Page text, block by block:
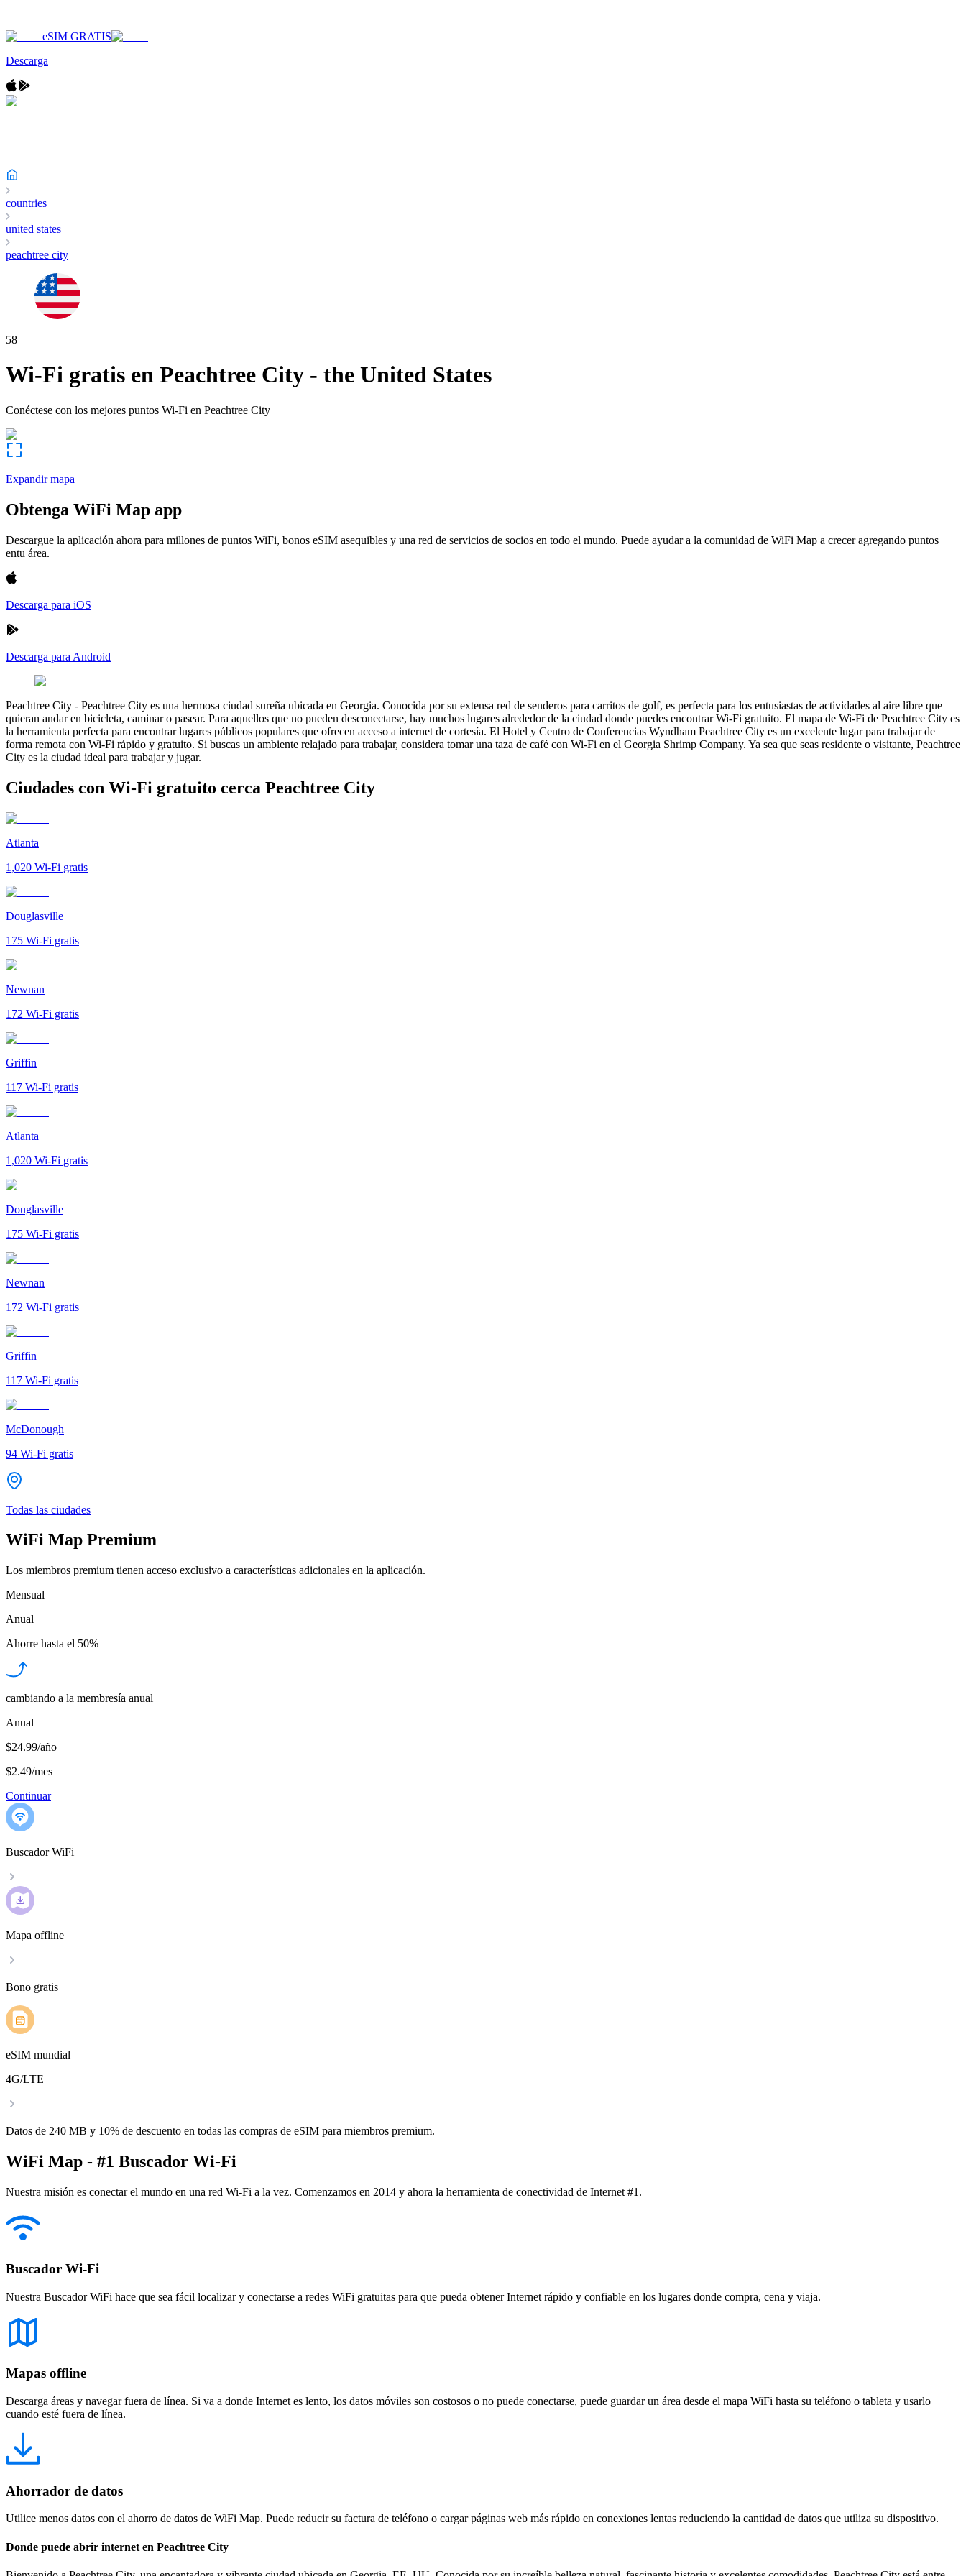
eSIM GRATIS
Descarga
countries
united states
peachtree city
58
Wi-Fi gratis en Peachtree City - the United States
Conéctese con los mejores puntos Wi-Fi en Peachtree City
Expandir mapa
Obtenga WiFi Map app
Descargue la aplicación ahora para millones de puntos WiFi, bonos eSIM asequibles y una red de servicios de socios en todo el mundo. Puede ayudar a la comunidad de WiFi Map a crecer agregando puntos
entu área.
Descarga para iOS
Descarga para Android
Peachtree City - Peachtree City es una hermosa ciudad sureña ubicada en Georgia. Conocida por su extensa red de senderos para carritos de golf, es perfecta para los entusiastas de actividades al aire libre que
quieran andar en bicicleta, caminar o pasear. Para aquellos que no pueden desconectarse, hay muchos lugares alrededor de la ciudad donde puedes encontrar Wi-Fi gratuito. El mapa de Wi-Fi de Peachtree City es
la herramienta perfecta para encontrar lugares públicos populares que ofrecen acceso a internet de cortesía. El Hotel y Centro de Conferencias Wyndham Peachtree City es un excelente lugar para trabajar de
forma remota con Wi-Fi rápido y gratuito. Si buscas un ambiente relajado para trabajar, considera tomar una taza de café con Wi-Fi en el Georgia Shrimp Company. Ya sea que seas residente o visitante, Peachtree
City es la ciudad ideal para trabajar y jugar.
Ciudades con Wi-Fi gratuito cerca Peachtree City
Atlanta
1,020 Wi-Fi gratis
Douglasville
175 Wi-Fi gratis
Newnan
172 Wi-Fi gratis
Griffin
117 Wi-Fi gratis
Atlanta
1,020 Wi-Fi gratis
Douglasville
175 Wi-Fi gratis
Newnan
172 Wi-Fi gratis
Griffin
117 Wi-Fi gratis
McDonough
94 Wi-Fi gratis
Todas las ciudades
WiFi Map Premium
Los miembros premium tienen acceso exclusivo a características adicionales en la aplicación.
Mensual
Anual
Ahorre hasta el 50%
cambiando a la membresía anual
Anual
$24.99/año
$2.49/mes
Continuar
Buscador WiFi
Mapa offline
Bono gratis
eSIM mundial
4G/LTE
Datos de 240 MB y 10% de descuento en todas las compras de eSIM para miembros premium.
WiFi Map - #1 Buscador Wi-Fi
Nuestra misión es conectar el mundo en una red Wi-Fi a la vez. Comenzamos en 2014 y ahora la herramienta de conectividad de Internet #1.
Buscador Wi-Fi
Nuestra Buscador WiFi hace que sea fácil localizar y conectarse a redes WiFi gratuitas para que pueda obtener Internet rápido y confiable en los lugares donde compra, cena y viaja.
Mapas offline
Descarga áreas y navegar fuera de línea. Si va a donde Internet es lento, los datos móviles son costosos o no puede conectarse, puede guardar un área desde el mapa WiFi hasta su teléfono o tableta y usarlo
cuando esté fuera de línea.
Ahorrador de datos
Utilice menos datos con el ahorro de datos de WiFi Map. Puede reducir su factura de teléfono o cargar páginas web más rápido en conexiones lentas reduciendo la cantidad de datos que utiliza su dispositivo.
Donde puede abrir internet en Peachtree City